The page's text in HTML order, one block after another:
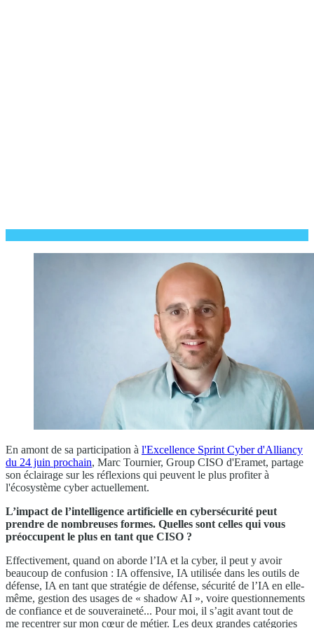
En amont de sa participation à l'Excellence Sprint Cyber d'Alliancy
du 24 juin prochain, Marc Tournier, Group CISO d'Eramet, partage
son éclairage sur les réflexions qui peuvent le plus profiter à
l'écosystème cyber actuellement.
L’impact de l’intelligence artificielle en cybersécurité peut
prendre de nombreuses formes. Quelles sont celles qui vous
préoccupent le plus en tant que CISO ?
Effectivement, quand on aborde l’IA et la cyber, il peut y avoir
beaucoup de confusion : IA offensive, IA utilisée dans les outils de
défense, IA en tant que stratégie de défense, sécurité de l’IA en elle-
même, gestion des usages de « shadow AI », voire questionnements
de confiance et de souveraineté... Pour moi, il s’agit avant tout de
me recentrer sur mon cœur de métier. Les deux grandes catégories